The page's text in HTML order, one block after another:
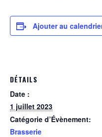
Ajouter au
DÉTAILS
Date :
1 juillet 2023
Catégorie d’Évènement:
Brasserie